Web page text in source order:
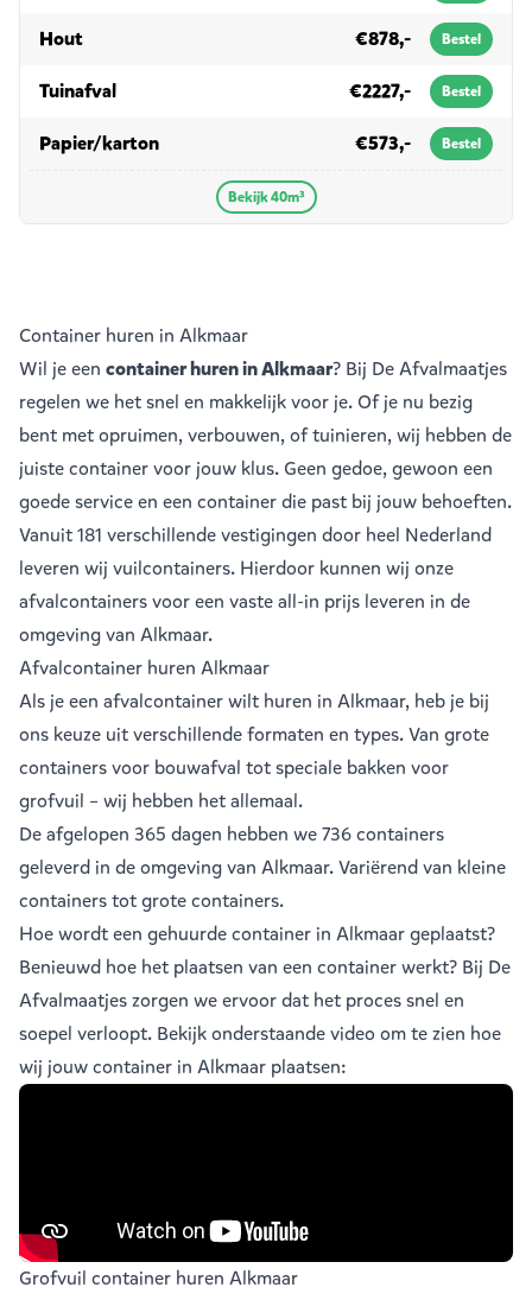
Houtin 40m³ €878,- Bestel
Tuinafvalin 40m³ €2227,- Bestel
Papier/kartonin 40m³ €573,- Bestel
Bekijk 40m³
Container huren in Alkmaar
Wil je een container huren in Alkmaar? Bij De Afvalmaatjes
regelen we het snel en makkelijk voor je. Of je nu bezig
bent met opruimen, verbouwen, of tuinieren, wij hebben de
juiste container voor jouw klus. Geen gedoe, gewoon een
goede service en een container die past bij jouw behoeften.
Vanuit181 verschillende vestigingen door heel Nederland
leveren wij vuilcontainers. Hierdoor kunnen wij onze
afvalcontainers voor een vaste all-in prijs leveren in de
omgeving van Alkmaar.
Afvalcontainer huren Alkmaar
Als je een afvalcontainerwilt huren in Alkmaar, heb je bij
ons keuze uit verschillende formaten en types. Van grote
containers voor bouwafval tot speciale bakken voor
grofvuil – wij hebben het allemaal.
De afgelopen 365 dagen hebben we 736 containers
geleverd in de omgeving van Alkmaar. Variërend van kleine
containerstotgrote containers.
Hoe wordt een gehuurde container in Alkmaar geplaatst?
Benieuwd hoe het plaatsen van een container werkt? Bij De
Afvalmaatjes zorgen we ervoor dat het proces snel en
soepel verloopt. Bekijk onderstaande video om te zien hoe
wij jouw container in Alkmaar plaatsen:
Grofvuil container huren Alkmaar